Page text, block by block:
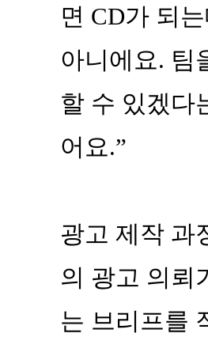
면 CD가 되
아니에요. 팀
할 수 있겠다
어요.”
광고 제작 과
의 광고 의뢰
는 브리프를